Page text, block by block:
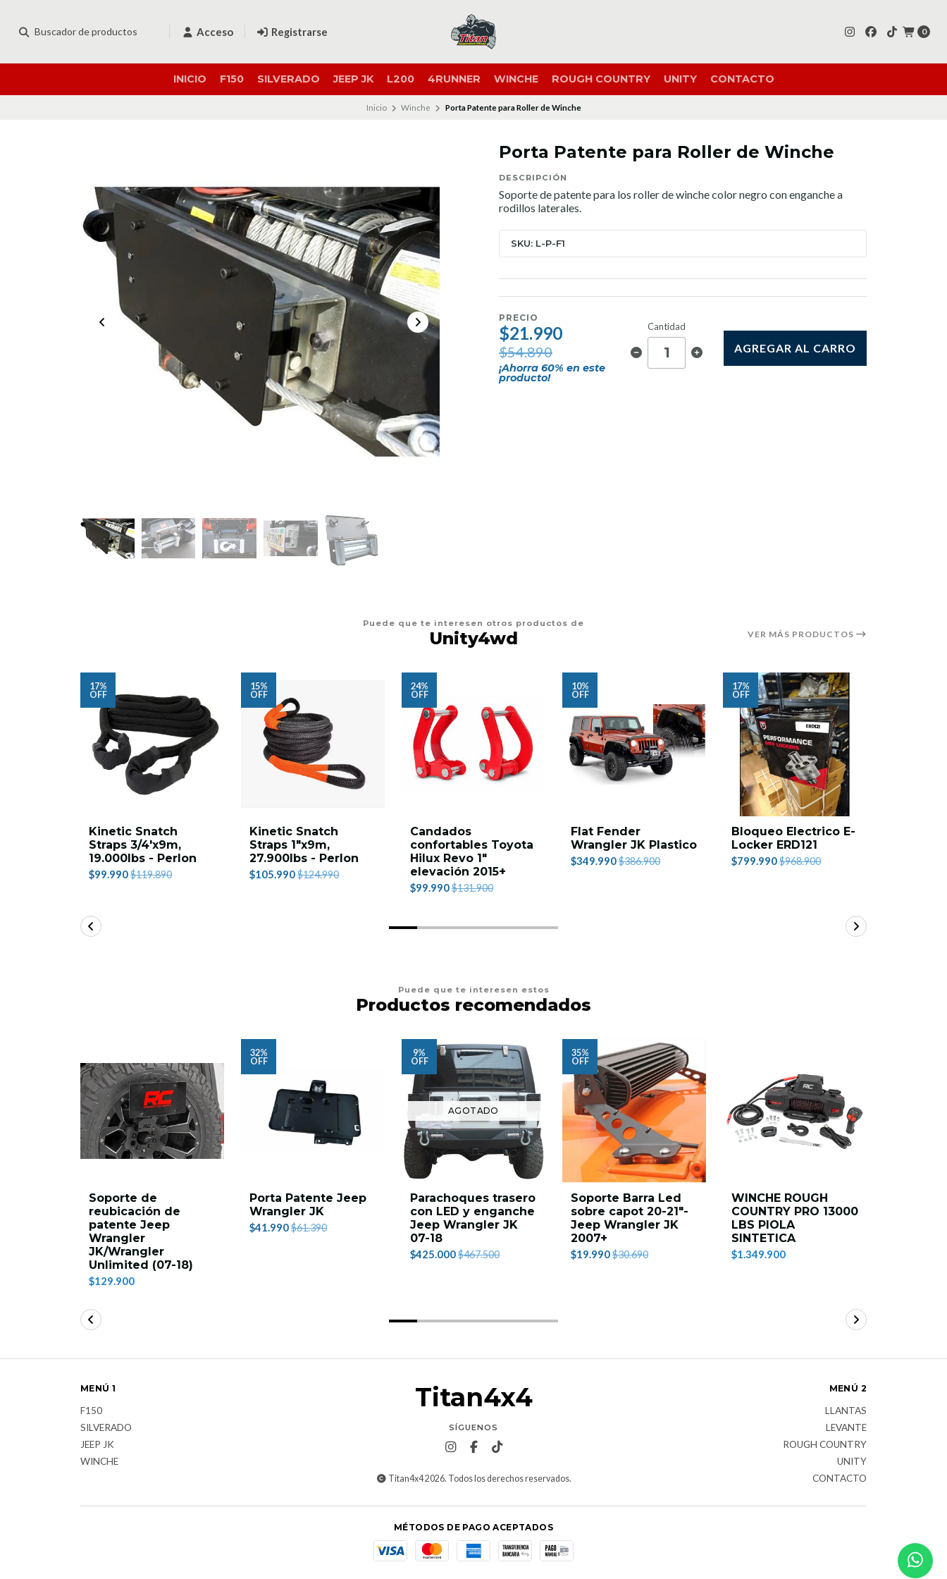
Acceso Registrarse 0
INICIO F150 SILVERADO JEEP JK L200 4RUNNER WINCHE ROUGH COUNTRY UNITY CONTACTO
Inicio Winche Porta Patente para Roller de Winche
Porta Patente para Roller de Winche
DESCRIPCIÓN
Soporte de patente para los roller de winche color negro con enganche a
rodillos laterales.
SKU: L-P-F1
PRECIO
$21.990
$54.890
¡Ahorra 60% en este
producto!
Cantidad
AGREGAR AL CARRO
Puede que te interesen otros productos de
Unity4wd VER MÁS PRODUCTOS
17%
OFF
Kinetic Snatch
Straps 3/4'x9m,
19.000lbs - Perlon
$99.990$119.890
15%
OFF
Kinetic Snatch
Straps 1"x9m,
27.900lbs - Perlon
$105.990$124.990
24%
OFF
Candados
confortables Toyota
Hilux Revo 1"
elevación 2015+
$99.990$131.900
10%
OFF
Flat Fender
Wrangler JK Plastico
$349.990$386.900
17%
OFF
Bloqueo Electrico E-
Locker ERD121
$799.990$968.900
Puede que te interesen estos
Productos recomendados
Soporte de
reubicación de
patente Jeep
Wrangler
JK/Wrangler
Unlimited (07-18)
$129.900
32%
OFF
Porta Patente Jeep
Wrangler JK
$41.990$61.390
9%
OFF
AGOTADO
Parachoques trasero
con LED y enganche
Jeep Wrangler JK
07-18
$425.000$467.500
35%
OFF
Soporte Barra Led
sobre capot 20-21"-
Jeep Wrangler JK
2007+
$19.990$30.690
WINCHE ROUGH
COUNTRY PRO 13000
LBS PIOLA
SINTETICA
$1.349.900
Titan4x4
SÍGUENOS
Titan4x4 2026. Todos los derechos reservados.
MENÚ 1
F150
SILVERADO
JEEP JK
WINCHE
MENÚ 2
LLANTAS
LEVANTE
ROUGH COUNTRY
UNITY
CONTACTO
MÉTODOS DE PAGO ACEPTADOS